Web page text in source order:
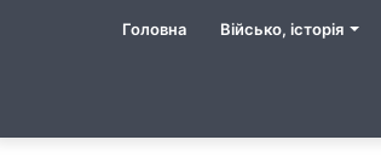
Головна Військо, історія